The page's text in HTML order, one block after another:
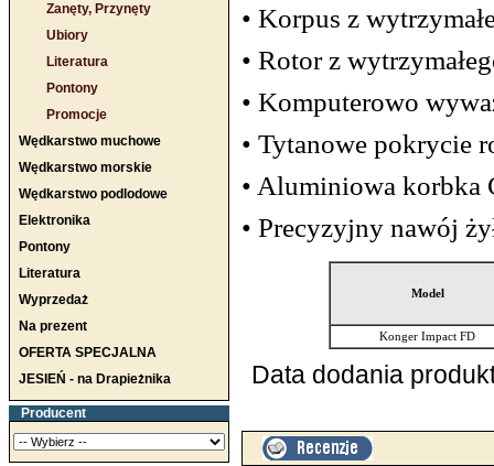
Zanęty, Przynęty
Ubiory
Literatura
Pontony
Promocje
Wędkarstwo muchowe
Wędkarstwo morskie
Wędkarstwo podlodowe
Elektronika
Pontony
Literatura
Wyprzedaż
Na prezent
OFERTA SPECJALNA
JESIEŃ - na Drapieżnika
Producent
• Korpus z
• Rotor z
• Komputerowo
• Tytanowe pokrycie
• Aluminiowa korbka
• Precyzyjny nawój
Model
Konger Impact FD
Data dodania